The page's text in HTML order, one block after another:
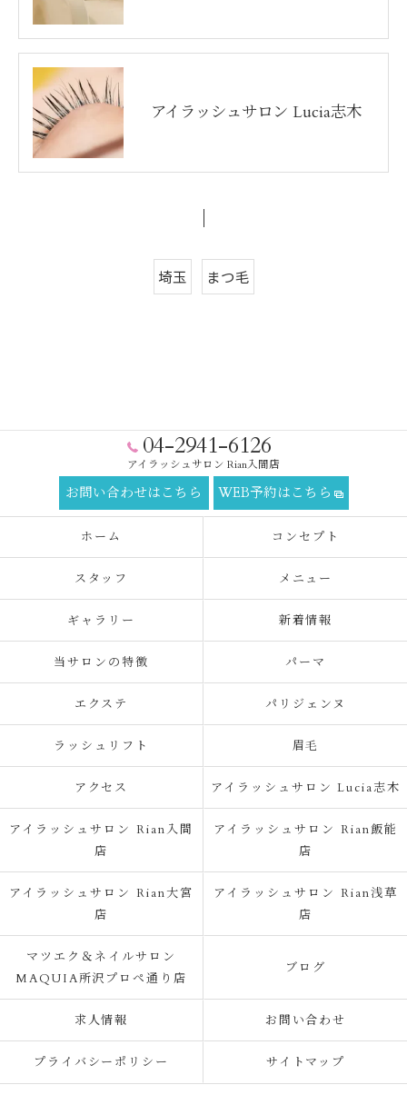
アイラッシュサロン Lucia志木
埼玉 まつ毛
04-2941-6126
アイラッシュサロン Rian入間店
お問い合わせはこちら WEB予約はこちら
ホーム コンセプト
スタッフ メニュー
ギャラリー 新着情報
当サロンの特徴 パーマ
エクステ パリジェンヌ
ラッシュリフト 眉毛
アクセス アイラッシュサロン Lucia志木
アイラッシュサロン Rian入間
店
アイラッシュサロン Rian飯能
店
アイラッシュサロン Rian大宮
店
アイラッシュサロン Rian浅草
店
マツエク＆ネイルサロン
MAQUIA所沢プロペ通り店
ブログ
求人情報 お問い合わせ
プライバシーポリシー サイトマップ